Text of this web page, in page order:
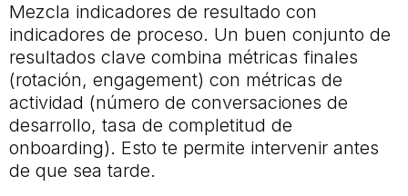
Mezcla indicadores de resultado con
indicadores de proceso. Un buen conjunto de
resultados clave combina métricas finales
(rotación, engagement) con métricas de
actividad (número de conversaciones de
desarrollo, tasa de completitud de
onboarding). Esto te permite intervenir antes
de que sea tarde.